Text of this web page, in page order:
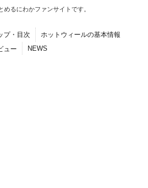
るにわかファンサイトです。
プ・目次
ホットウィールの基本情報
ュー NEWS